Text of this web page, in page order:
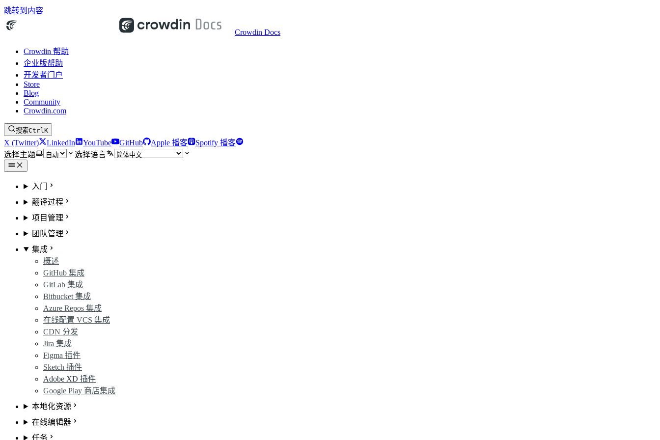
跳转到内容
Crowdin Docs
Crowdin 帮助
企业版帮助
开发者门户
Store
Blog
Community
Crowdin.com
搜索CtrlK
X (Twitter) LinkedIn YouTube GitHub Apple 播客
Spotify 播客
选择主题
选择语言
入门
翻译过程
项目管理
团队管理
集成
概述
GitHub 集成
GitLab 集成
Bitbucket 集成
Azure Repos 集成
在线配置 VCS 集成
CDN 分发
Jira 集成
Figma 插件
Sketch 插件
Adobe XD 插件
Google Play 商店集成
本地化资源
在线编辑器
任务